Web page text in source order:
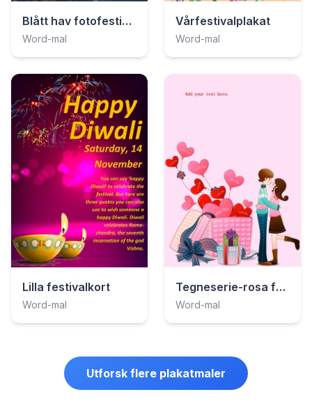
Blått hav fotofestival-plakat
Word-mal
Vårfestivalplakat
Word-mal
Lilla festivalkort
Word-mal
Tegneserie-rosa festivalkort
Word-mal
Utforsk flere plakatmaler